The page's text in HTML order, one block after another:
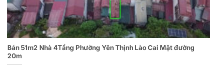
Bán 51m2 Nhà 4Tầng Phường Yên Thịnh Lào Cai Mặt đường
20m